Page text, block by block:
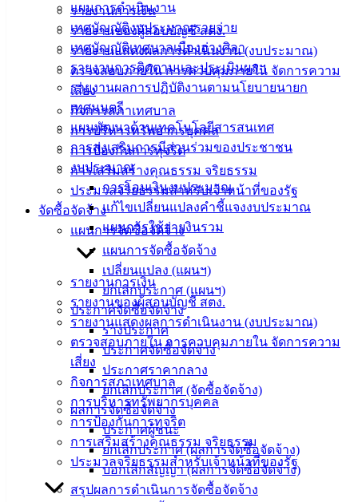
รายงานการเงิน
รายงานของผู้สอบบัญชี สตง.
รายงานแสดงผลการดำเนินงาน (งบประมาณ)
ตรวจสอบภายใน การควบคุมภายใน จัดการความ
เสี่ยง
กิจการสภาเทศบาล
การบริหารทรัพยากรบุคคล
การป้องกันการทุจริต
การเสริมสร้างคุณธรรม จริยธรรม
ประมวลจริยธรรมสำหรับเจ้าหน้าที่ของรัฐ
จัดซื้อจัดจ้าง
แผนการจัดซื้อจัดจ้าง
แผนการจัดซื้อจัดจ้าง
เปลี่ยนแปลง (แผนฯ)
ยกเลิกประกาศ (แผนฯ)
ประกาศจัดซื้อจัดจ้าง
ร่างประกาศ
ประกาศจัดซื้อจัดจ้าง
ประกาศราคากลาง
ยกเลิกประกาศ (จัดซื้อจัดจ้าง)
ผลการจัดซื้อจัดจ้าง
ประกาศผู้ชนะ
ยกเลิกประกาศ (ผลการจัดซื้อจัดจ้าง)
บอกเลิกสัญญา (ผลการจัดซื้อจัดจ้าง)
สรุปผลการดำเนินการจัดซื้อจัดจ้าง
แผนการดำเนินงาน
เทศบัญญัติงบประมาณรายจ่าย
เทศบัญญัติเทศบาลเมืองอ่างศิลา
รายงานการติดตามและประเมินผลฯ
รายงานผลการปฏิบัติงานตามนโยบายนายก
เทศมนตรี
แผนพัฒนาด้านเทคโนโลยีสารสนเทศ
การส่งเสริมการมีส่วนร่วมของประชาชน
งบประมาณ
การโอนเงินงบประมาณ
แก้ไขเปลี่ยนแปลงคำชี้แจงงบประมาณ
แผนการใช้จ่ายงินรวม
รายงานการเงิน
รายงานของผู้สอบบัญชี สตง.
รายงานแสดงผลการดำเนินงาน (งบประมาณ)
ตรวจสอบภายใน การควบคุมภายใน จัดการความ
เสี่ยง
กิจการสภาเทศบาล
การบริหารทรัพยากรบุคคล
การป้องกันการทุจริต
การเสริมสร้างคุณธรรม จริยธรรม
ประมวลจริยธรรมสำหรับเจ้าหน้าที่ของรัฐ
(Knowledge
Management)
เทศบาล
สายตรง
เทศบาล
ส่วน
ราชการ
สภา
เทศบาล
สงวนลิขสิทธิ์ © 2563 เทศบาลเมืองอ่างศิลา จังหวัดชลบุรี |
angsilacity.go.th | Powered byBuuscript